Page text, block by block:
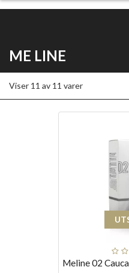
ME LINE
Viser 11 av 11 varer
Meline 02